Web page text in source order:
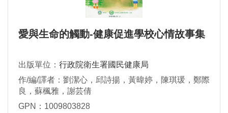
愛與生命的觸動-健康促進學校心情故事集
出版單位： 行政院衛生署國民健康局
作/編/譯者：劉潔心，邱詩揚，黃暐婷，陳琪瑗，鄭際
良，蘇楓雅，謝芸倩
GPN：1009803828